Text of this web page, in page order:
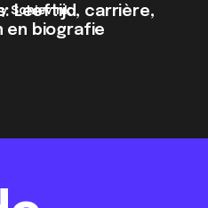
Leeftijd, carrière,
en biografie
Schievink